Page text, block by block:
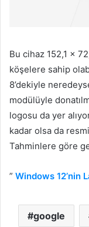
Bu cihaz 152,1 x
köşelere sahip
8’dekiyle
modülüyle
logosu da yer
kadar olsa da
Tahminlere göre
” Windows 12’nin
google